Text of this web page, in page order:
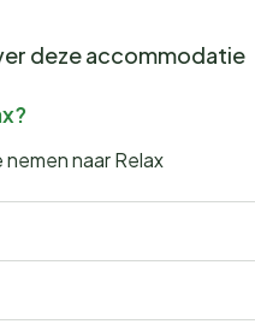
deze accommodatie
naar Relax